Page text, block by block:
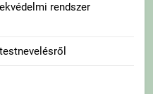
rendszer